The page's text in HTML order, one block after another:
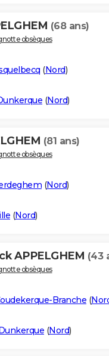
(68 ans)
obsèques
(Nord)
(Nord)
(81 ans)
obsèques
(Nord)
(Nord)
APPELGHEM (43
obsèques
Branche (
(Nord)